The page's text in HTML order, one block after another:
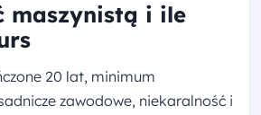
maszynistą i ile
20 lat, minimum
zawodowe, niekaralność i